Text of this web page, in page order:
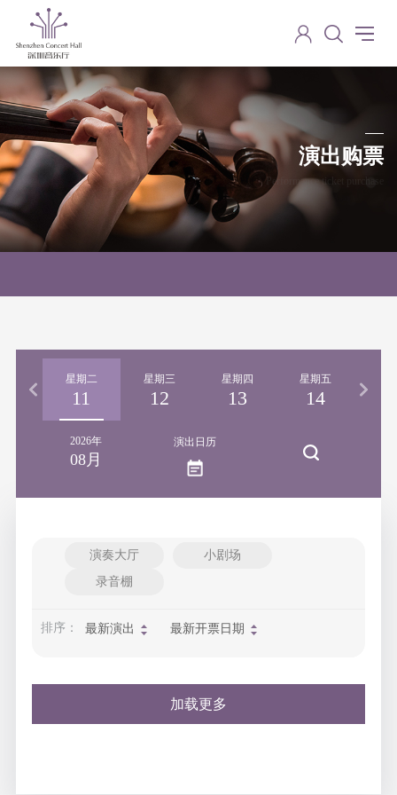
演出购票
Performance ticket purchase
星期二
11
星期三
12
星期四
13
星期五
14
2026年
08月
演出日历
演奏大厅
小剧场
录音棚
排序： 最新演出 最新开票日期
加载更多